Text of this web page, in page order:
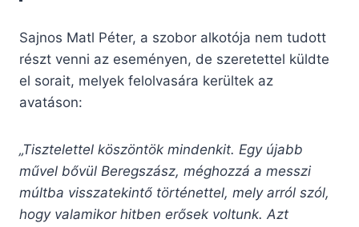
Sajnos Matl Péter, a szobor alkotója nem tudott
részt venni az eseményen, de szeretettel küldte
el sorait, melyek felolvasára kerültek az
avatáson:
„Tisztelettel köszöntök mindenkit. Egy újabb
művel bővül Beregszász, méghozzá a messzi
múltba visszatekintő történettel, mely arról szól,
hogy valamikor hitben erősek voltunk. Azt